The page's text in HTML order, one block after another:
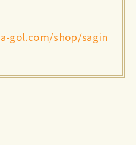
gol.com/shop/sagin